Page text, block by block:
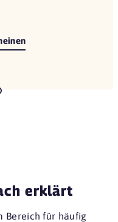
erklärt
Bereich für häufig